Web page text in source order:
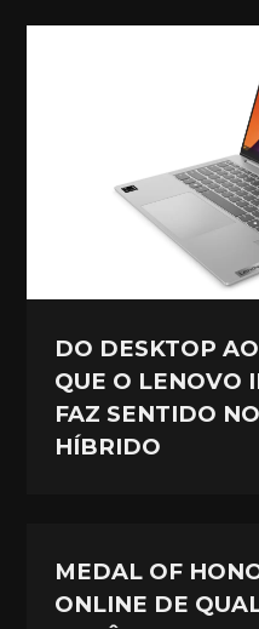
DO DESKTOP
QUE O LENOVO
FAZ SENTIDO
HÍBRIDO
MEDAL OF
ONLINE DE